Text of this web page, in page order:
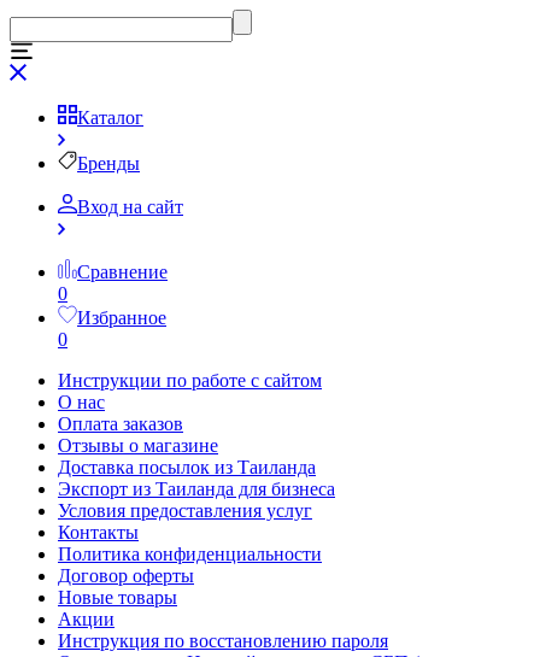
Каталог
Бренды
Вход на сайт
Сравнение
0
Избранное
0
Инструкции по работе с сайтом
О нас
Оплата заказов
Отзывы о магазине
Доставка посылок из Таиланда
Экспорт из Таиланда для бизнеса
Условия предоставления услуг
Контакты
Политика конфиденциальности
Договор оферты
Новые товары
Акции
Инструкция по восстановлению пароля